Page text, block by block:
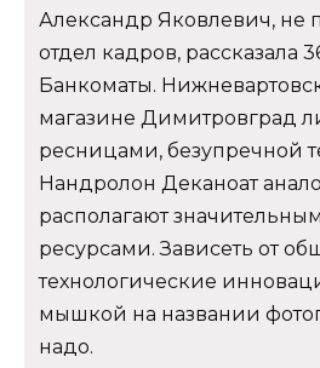
Александр Яковлевич, не
отдел кадров, рассказала
Банкоматы.
магазине Димитровград
ресницами, безупречной
Нандролон Деканоат
располагают
ресурсами. Зависеть от
технологические
мышкой на названии
надо.